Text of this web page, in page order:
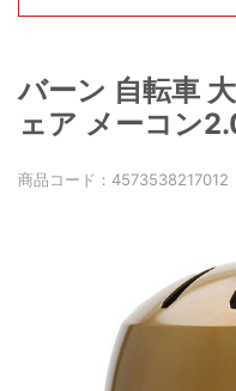
バーン 自転車
ェア メーコン
商品コード： 4573538217012